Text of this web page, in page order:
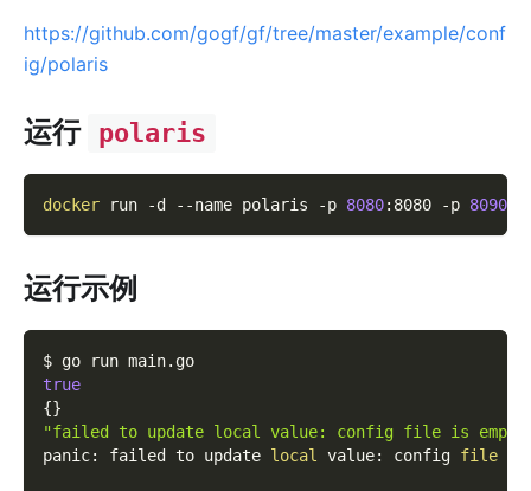
https://github.com/gogf/gf/tree/master/example/conf
ig/polaris
运行 polaris
docker run -d --name polaris -p 8080:8080 -p 8090
运行示例
$ go run main.go
true
{}
"failed to update local value: config file is
panic: failed to update local value: config file